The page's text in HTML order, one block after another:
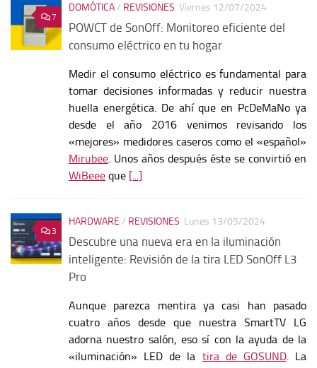
7
DOMÓTICA/ REVISIONES Viernes 12/07/2024
POWCT de SonOff: Monitoreo eficiente del
consumo eléctrico en tu hogar
Medir el consumo eléctrico es fundamental para
tomar decisiones informadas y reducir nuestra
huella energética. De ahí que en PcDeMaNo ya
desde el año 2016 venimos revisando los
«mejores» medidores caseros como el «español»
Mirubee. Unos años después éste se convirtió en
WiBeee que [...]
3
HARDWARE / REVISIONES Lunes 13/05/2024
Descubre una nueva era en la iluminación
inteligente: Revisión de la tira LED SonOff L3
Pro
Aunque parezca mentira ya casi han pasado
cuatro años desde que nuestra SmartTV LG
adorna nuestro salón, eso sí con la ayuda de la
«iluminación» LED de la tira de GOSUND. La